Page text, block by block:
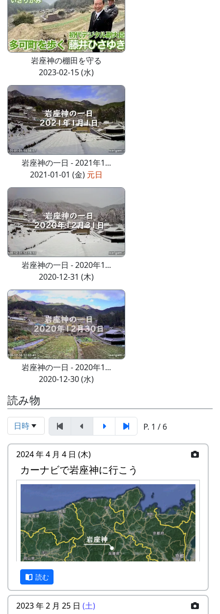
岩座神の棚田を守る
2023-02-15 (水)
岩座神の一日 - 2021年1...
2021-01-01 (金) 元日
岩座神の一日 - 2020年1...
2020-12-31 (木)
岩座神の一日 - 2020年1...
2020-12-30 (水)
読み物
日時 P. 1 / 6
2024 年 4 月 4 日 (木)
カーナビで岩座神に行こう
読む
2023 年 2 月 25 日 (土)